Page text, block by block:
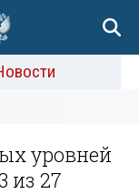
уровней
из 27